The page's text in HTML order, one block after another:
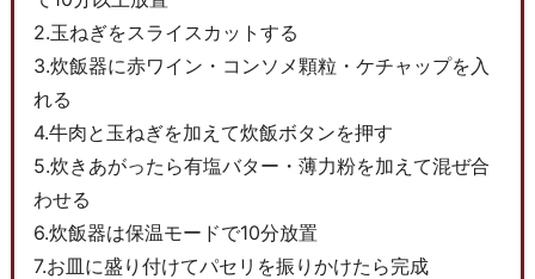
2.玉ねぎをスライスカットする
3.炊飯器に赤ワイン・コンソメ顆粒・ケチャップを入
れる
4.牛肉と玉ねぎを加えて炊飯ボタンを押す
5.炊きあがったら有塩バター・薄力粉を加えて混ぜ合
わせる
6.炊飯器は保温モードで10分放置
7.お皿に盛り付けてパセリを振りかけたら完成